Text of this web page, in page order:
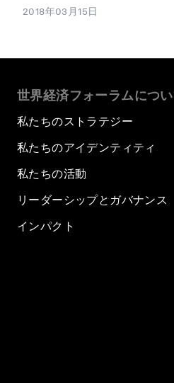
2018年03月15日
世界経済フォーラムにつ
私たちのストラテジー
私たちのアイデンティティ
私たちの活動
リーダーシップとガバナンス
インパクト